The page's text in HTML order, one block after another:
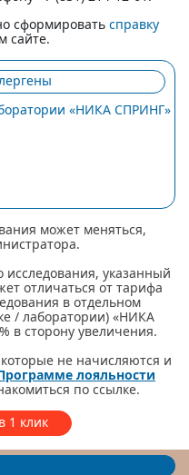
сформировать справку
сайте.
«НИКА СПРИНГ»
может меняться,
исследования, указанный
отличаться от тарифа
в отдельном
/ лаборатории) «НИКА
в сторону увеличения.
не начисляются и
лояльности
по ссылке.
1 клик